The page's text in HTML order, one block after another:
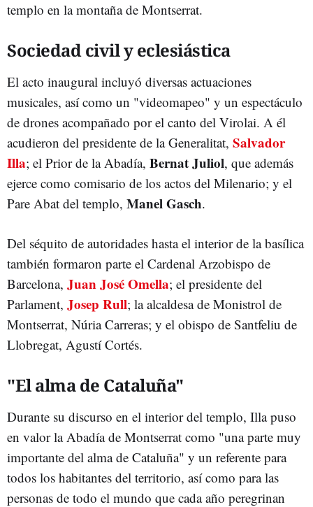
templo en la montaña de Montserrat.
Sociedad civil y eclesiástica
El acto inaugural incluyó diversas actuaciones
musicales, así como un "videomapeo" y un espectáculo
de drones acompañado por el canto del Virolai. A él
acudieron del presidente de la Generalitat, Salvador
Illa; el Prior de la Abadía, Bernat Juliol, que además
ejerce como comisario de los actos del Milenario; y el
Pare Abat del templo, Manel Gasch.
Del séquito de autoridades hasta el interior de la basílica
también formaron parte el Cardenal Arzobispo de
Barcelona, Juan José Omella; el presidente del
Parlament, Josep Rull; la alcaldesa de Monistrol de
Montserrat, Núria Carreras; y el obispo de Santfeliu de
Llobregat, Agustí Cortés.
"El alma de Cataluña"
Durante su discurso en el interior del templo, Illa puso
en valor la Abadía de Montserrat como "una parte muy
importante del alma de Cataluña" y un referente para
todos los habitantes del territorio, así como para las
personas de todo el mundo que cada año peregrinan